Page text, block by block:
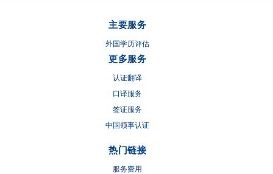
主要服务
外国学历评估
更多服务
认证翻译
口译服务
签证服务
中国领事认证
热门链接
服务费用